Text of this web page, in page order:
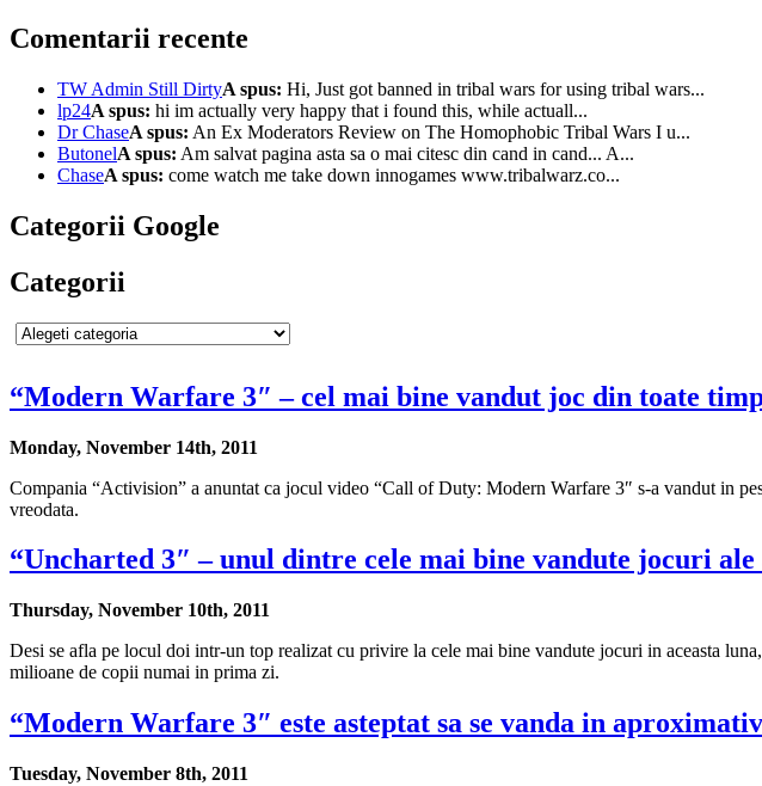
Comentarii recente
TW Admin Still DirtyA spus: Hi, Just got banned in tribal wars for using tribal wars...
lp24A spus: hi im actually very happy that i found this, while actuall...
Dr ChaseA spus: An Ex Moderators Review on The Homophobic Tribal Wars I u...
ButonelA spus: Am salvat pagina asta sa o mai citesc din cand in cand... A...
ChaseA spus: come watch me take down innogames www.tribalwarz.co...
Categorii Google
Categorii
“Modern Warfare 3″ – cel mai bine vandut joc din toate
Monday, November 14th, 2011
Compania “Activision” a anuntat ca jocul video “Call of Duty: Modern Warfare 3″ s-a vandut in
vreodata.
“Uncharted 3″ – unul dintre cele mai bine vandute jocuri
Thursday, November 10th, 2011
Desi se afla pe locul doi intr-un top realizat cu privire la cele mai bine vandute jocuri in aceasta
milioane de copii numai in prima zi.
“Modern Warfare 3″ este asteptat sa se vanda in
Tuesday, November 8th, 2011